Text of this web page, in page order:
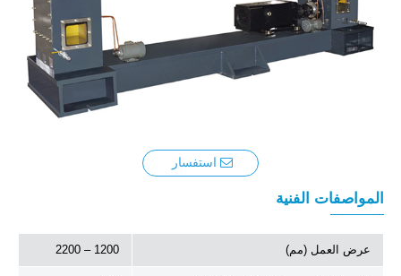
استفسار
المواصفات الفنية
عرض العمل (مم) 1200 – 2200